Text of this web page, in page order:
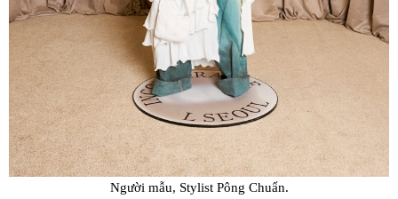
Người mẫu, Stylist Pông Chuẩn.